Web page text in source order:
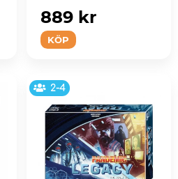
KÖP
889 kr
2-4